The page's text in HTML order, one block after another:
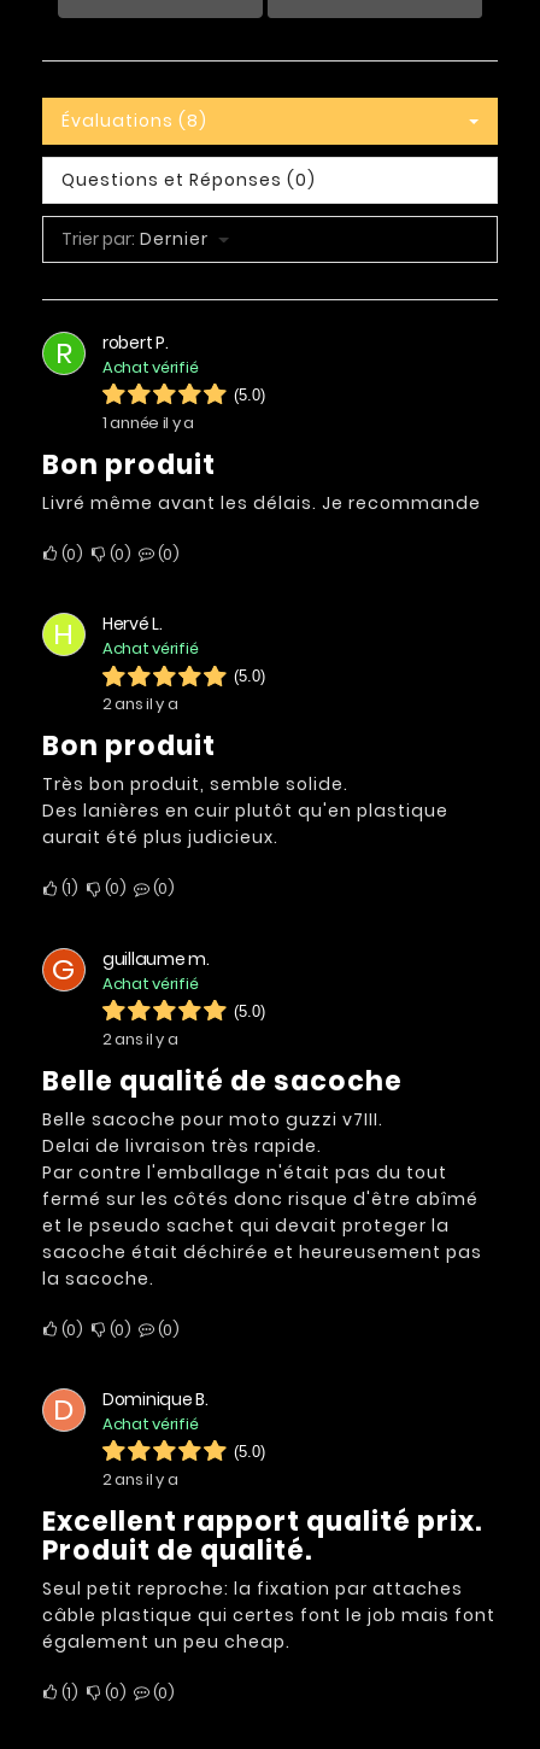
Évaluations (8)
Questions et Réponses (0)
Trier par: Dernier
R robert P.
Achat vérifié
(5.0)
1 année il y a
Bon produit
Livré même avant les délais. Je recommande
0 0 0
H Hervé L.
Achat vérifié
(5.0)
2 ans il y a
Bon produit
Très bon produit, semble solide.
Des lanières en cuir plutôt qu'en plastique
aurait été plus judicieux.
1 0 0
G guillaume m.
Achat vérifié
(5.0)
2 ans il y a
Belle qualité de sacoche
Belle sacoche pour moto guzzi v7III.
Delai de livraison très rapide.
Par contre l'emballage n'était pas du tout
fermé sur les côtés donc risque d'être abîmé
et le pseudo sachet qui devait proteger la
sacoche était déchirée et heureusement pas
la sacoche.
0 0 0
D Dominique B.
Achat vérifié
(5.0)
2 ans il y a
Excellent rapport qualité prix.
Produit de qualité.
Seul petit reproche: la fixation par attaches
câble plastique qui certes font le job mais font
également un peu cheap.
1 0 0